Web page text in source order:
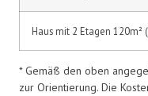
Haus mit 2 Etagen 120m²
* Gemäß den oben
zur Orientierung. Die